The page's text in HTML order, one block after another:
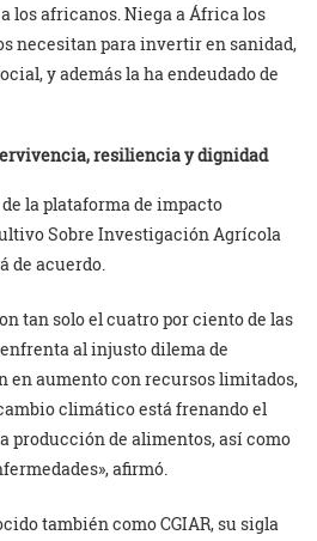
los africanos. Niega a África los
necesitan para invertir en sanidad,
y además la ha endeudado de
resiliencia y dignidad
la plataforma de impacto
Sobre Investigación Agrícola
de acuerdo.
tan solo el cuatro por ciento de las
al injusto dilema de
en aumento con recursos limitados,
climático está frenando el
producción de alimentos, así como
afirmó.
también como CGIAR, su sigla